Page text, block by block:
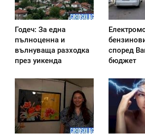
Годеч: За една
пълноценна и
вълнуваща разходка
през уикенда
според
бюджет